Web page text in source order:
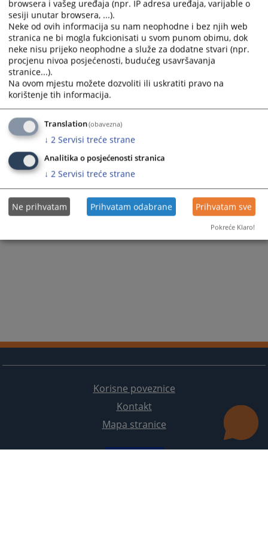
Prateći dokumenti
Alternativni načini rješavanja sporova_za poslovnu
zajednicu_HR
611PREGLEDA
Korisne poveznice
Kontakt
Mapa stranice
browsera i vašeg uređaja (npr. IP adresa uređaja, varijable o
sesiji unutar browsera, ...).
Neke od ovih informacija su nam neophodne i bez njih web
stranica ne bi mogla fukcionisati u svom punom obimu, dok
neke nisu prijeko neophodne a služe za dodatne stvari (npr.
procjenu nivoa posjećenosti, budućeg usavršavanja
stranice...).
Na ovom mjestu možete dozvoliti ili uskratiti pravo na
korištenje tih informacija.
Translation(obavezna)
↓ 2 Servisi treće strane
Analitika o posjećenosti stranica
↓ 2 Servisi treće strane
Ne prihvatam Prihvatam odabrane Prihvatam sve
Pokreće Klaro!